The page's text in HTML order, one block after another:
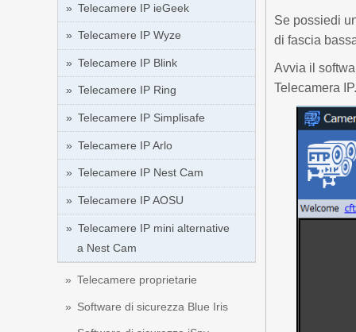
Telecamere IP ieGeek
Telecamere IP Wyze
Telecamere IP Blink
Telecamere IP Ring
Telecamere IP Simplisafe
Telecamere IP Arlo
Telecamere IP Nest Cam
Telecamere IP AOSU
Telecamere IP mini alternative
a Nest Cam
Telecamere proprietarie
Software di sicurezza Blue Iris
Se possiedi
di fascia
Avvia il
Telecamera IP.